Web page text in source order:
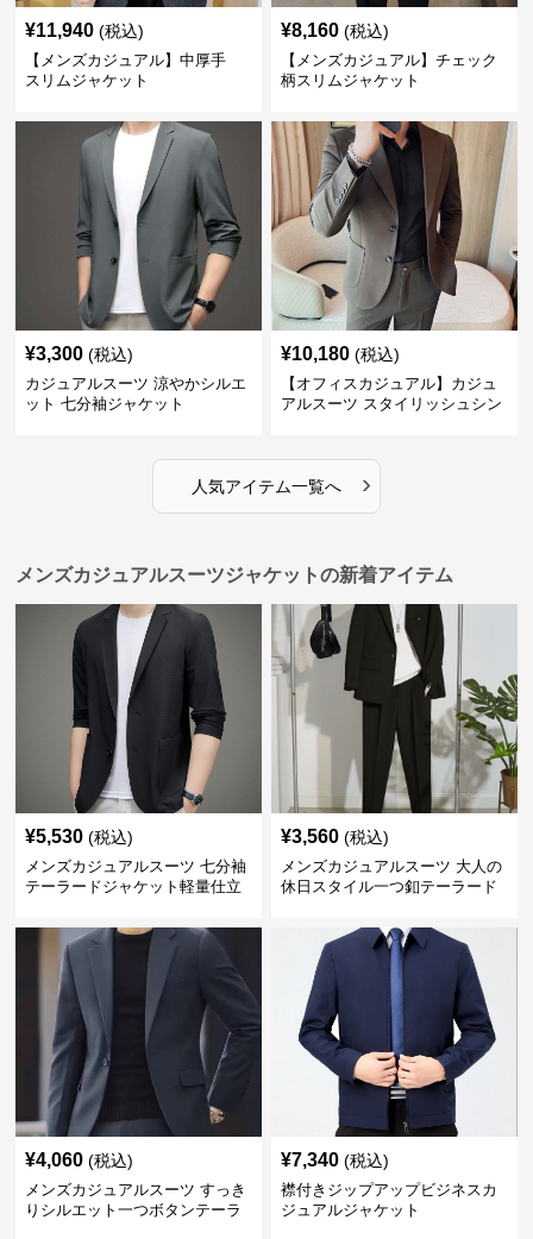
¥11,940 (税込)
【メンズカジュアル】中厚手
スリムジャケット
¥8,160 (税込)
【メンズカジュアル】チェック
柄スリムジャケット
¥3,300 (税込)
カジュアルスーツ 涼やかシルエ
ット 七分袖ジャケット
¥10,180 (税込)
【オフィスカジュアル】カジュ
アルスーツ スタイリッシュシン
人気アイテム一覧へ ›
メンズカジュアルスーツジャケットの新着アイテム
¥5,530 (税込)
メンズカジュアルスーツ 七分袖
テーラードジャケット軽量仕立
¥3,560 (税込)
メンズカジュアルスーツ 大人の
休日スタイル一つ釦テーラード
¥4,060 (税込)
メンズカジュアルスーツ すっき
りシルエット一つボタンテーラ
¥7,340 (税込)
襟付きジップアップビジネスカ
ジュアルジャケット